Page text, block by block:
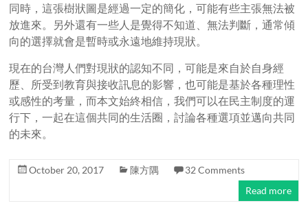
同時，這張樹狀圖是經過一定的簡化，可能有些主張無法被
放進來。另外還有一些人是覺得不知道、無法判斷，通常傾
向的選擇就會是暫時或永遠地維持現狀。
現在的台灣人們對現狀的認知不同，可能是來自於自身經
歷、所受到教育與接收訊息的影響，也可能是基於各種理性
或感性的考量，而本文始終相信，我們可以在民主制度的運
行下，一起在這個共同的生活圈，討論各種選項並邁向共同
的未來。
October 20, 2017 陳方隅
32 Comments
Read more